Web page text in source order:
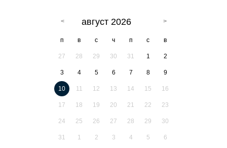
август 2026
п в с ч п с в
27 28 29 30 31 1 2
3 4 5 6 7 8 9
10 11 12 13 14 15 16
17 18 19 20 21 22 23
24 25 26 27 28 29 30
31 1 2 3 4 5 6